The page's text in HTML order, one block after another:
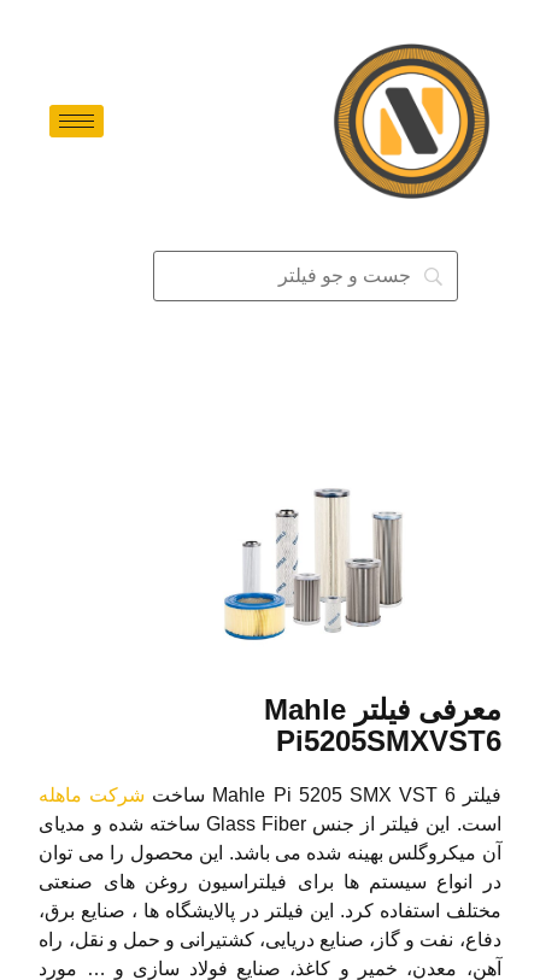
معرفی فیلتر Mahle
Pi5205SMXVST6
فیلتر Mahle Pi 5205 SMX VST 6 ساخت
شرکت ماهله
است. این فیلتر از جنس Glass Fiber ساخته شده و مدیای
آن میکروگلس بهینه شده می باشد. این محصول را می توان
در انواع سیستم ها برای فیلتراسیون روغن های صنعتی
مختلف استفاده کرد. این فیلتر در پالایشگاه ها ، صنایع برق،
دفاع، نفت و گاز، صنایع دریایی، کشتیرانی و حمل و نقل، راه
آهن، معدن، خمیر و کاغذ، صنایع فولاد سازی و … مورد